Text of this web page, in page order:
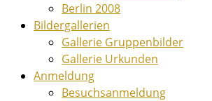
Berlin 2008
Bildergallerien
Gallerie Gruppenbilder
Gallerie Urkunden
Anmeldung
Besuchsanmeldung